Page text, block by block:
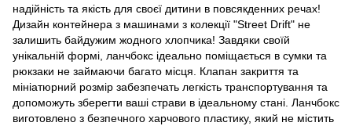
надійність та якість для своєї дитини в повсякденних речах!
Дизайн контейнера з машинами з колекції "Street Drift" не
залишить байдужим жодного хлопчика! Завдяки своїй
унікальній формі, ланчбокс ідеально поміщається в сумки та
рюкзаки не займаючи багато місця. Клапан закриття та
мініатюрний розмір забезпечать легкість транспортування та
допоможуть зберегти ваші страви в ідеальному стані. Ланчбокс
виготовлено з безпечного харчового пластику, який не містить